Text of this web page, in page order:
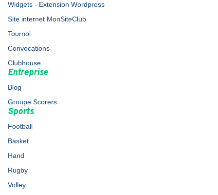
Widgets - Extension Wordpress
Site internet MonSiteClub
Tournoi
Convocations
Clubhouse
Entreprise
Blog
Groupe Scorers
Sports
Football
Basket
Hand
Rugby
Volley